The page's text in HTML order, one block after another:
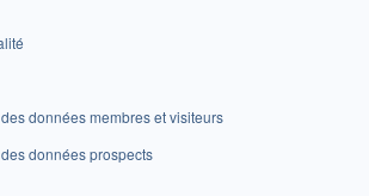
données membres et visiteurs
données prospects